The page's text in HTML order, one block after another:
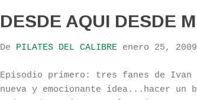
DESDE AQUI DESDE
De PILATES DEL CALIBRE enero 25, 2009
Episodio primero: tres fanes de
nueva y emocionante idea...hacer un